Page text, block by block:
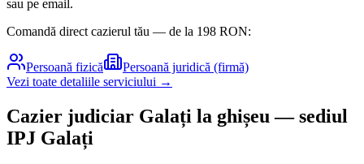
sau pe email.
Comandă direct cazierul tău — de la 198 RON:
Persoană fizică
Persoană juridică (firmă)
Vezi toate detaliile serviciului →
Cazier judiciar Galați la ghișeu — sediul
IPJ Galați